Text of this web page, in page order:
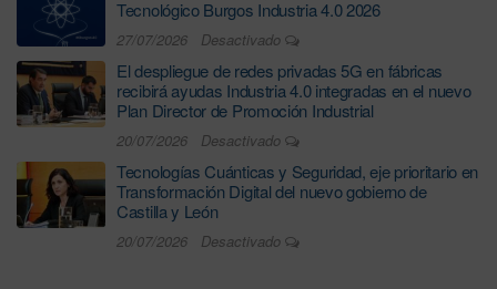
Tecnológico Burgos Industria 4.0 2026
27/07/2026 Desactivado
El despliegue de redes privadas 5G en fábricas
recibirá ayudas Industria 4.0 integradas en el nuevo
Plan Director de Promoción Industrial
20/07/2026 Desactivado
Tecnologías Cuánticas y Seguridad, eje prioritario en
Transformación Digital del nuevo gobierno de
Castilla y León
20/07/2026 Desactivado